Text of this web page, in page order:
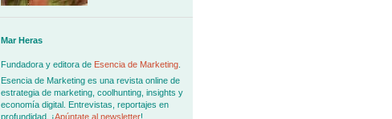
Mar Heras
Fundadora y editora de Esencia de Marketing.
Esencia de Marketing es una revista online de
estrategia de marketing, coolhunting, insights y
economía digital. Entrevistas, reportajes en
profundidad. ¡Apúntate al newsletter!